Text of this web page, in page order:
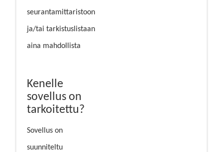
seurantamittaristoon
ja/tai tarkistuslistaan
aina mahdollista
Kenelle
sovellus on
tarkoitettu?
Sovellus on
suunniteltu